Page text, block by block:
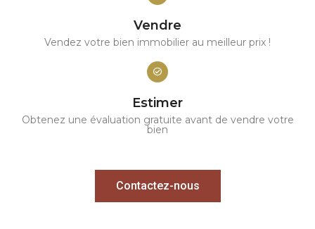
Vendre
Vendez votre bien immobilier au meilleur prix !
Estimer
Obtenez une évaluation gratuite avant de vendre votre
bien
Contactez-nous